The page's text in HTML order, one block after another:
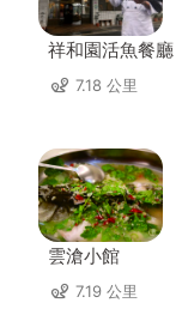
祥和園活魚餐廳
7.18 公里
雲滄小館
7.19 公里